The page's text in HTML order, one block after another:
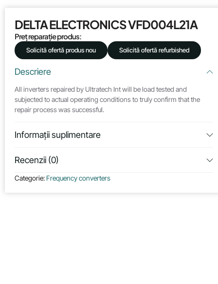
DELTA ELECTRONICS VFD004L21A
Preț reparație produs:
Solicită ofertă produs nou Solicită ofertă refurbished
Descriere
All inverters repaired by Ultratech Int will be load tested and
subjected to actual operating conditions to truly confirm that the
repair process was successful.
Informații suplimentare
Recenzii (0)
Categorie: Frequency converters